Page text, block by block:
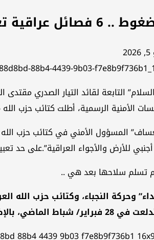
تسليم سلاحها لحكومة الزيدي
التابعة لقائد التيار الصدري
الأمنية الرسمية، أطلت كتائب حزب
المسؤول الأمني في كتائب حزب
للأرض والأجواء العراقية”.على حد
لم تسلم سلاحها بعد هي ..
وحركة النجباء، وكتائب حزب الله
إلى كتائب كربلاء.